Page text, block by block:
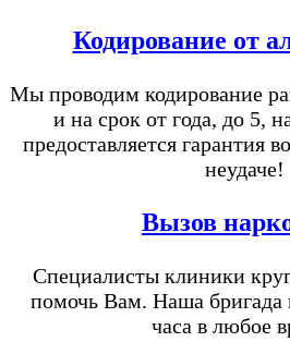
Кодирование от
Мы проводим кодирование
и на срок от года, до 5,
предоставляется гарантия
неудаче!
Вызов
Специалисты клиники
помочь Вам. Наша бригада
часа в любое